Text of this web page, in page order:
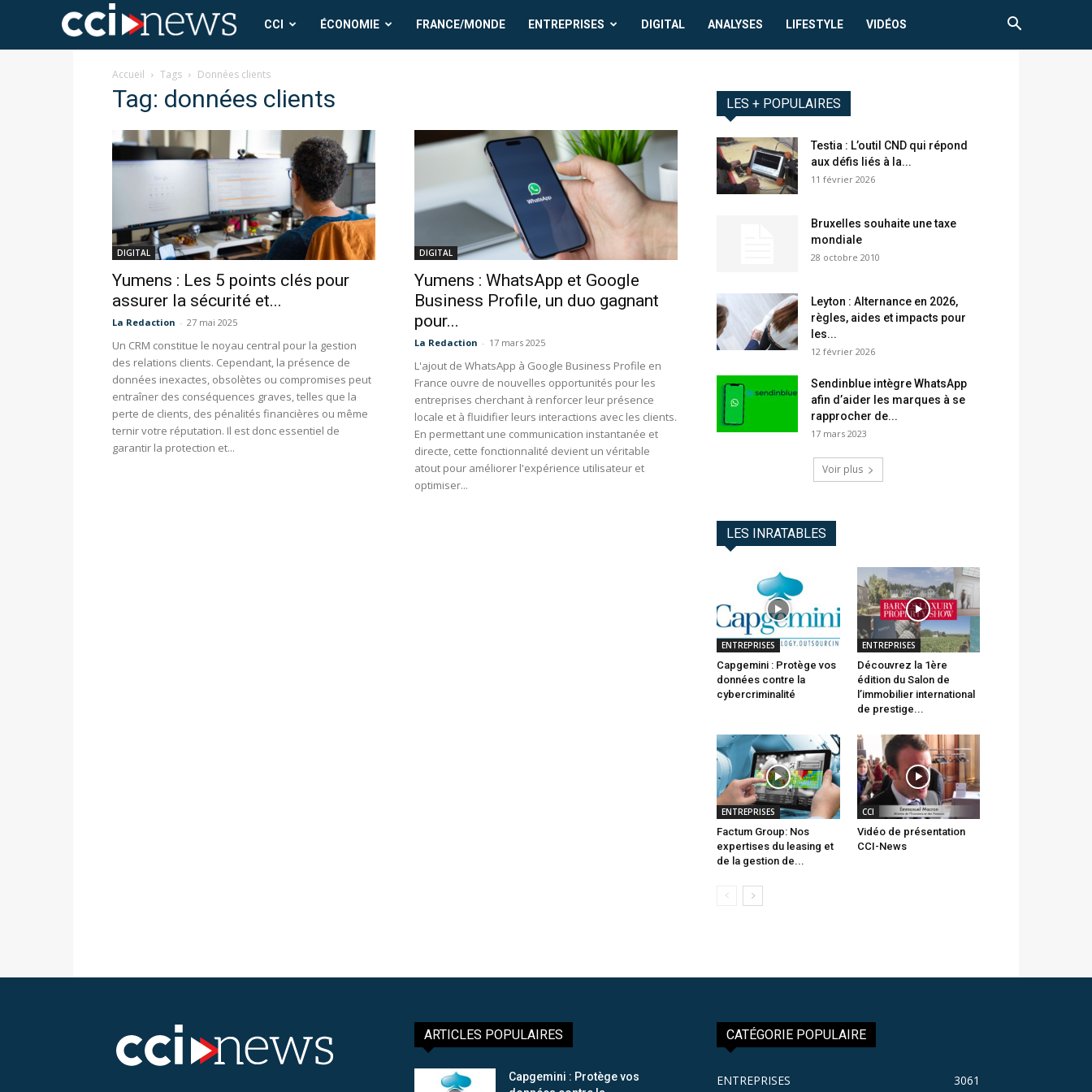
CCI
News
CCI ÉCONOMIE FRANCE/MONDE ENTREPRISES DIGITAL ANALYSES LIFESTYLE VIDÉOS
Accueil Tags Données clients
Tag: données clients
DIGITAL
Yumens : Les 5 points clés pour
assurer la sécurité et...
La Redaction - 27 mai 2025
Un CRM constitue le noyau central pour la gestion
des relations clients. Cependant, la présence de
données inexactes, obsolètes ou compromises peut
entraîner des conséquences graves, telles que la
perte de clients, des pénalités financières ou même
ternir votre réputation. Il est donc essentiel de
garantir la protection et...
DIGITAL
Yumens : WhatsApp et Google
Business Profile, un duo gagnant
pour...
La Redaction - 17 mars 2025
L'ajout de WhatsApp à Google Business Profile en
France ouvre de nouvelles opportunités pour les
entreprises cherchant à renforcer leur présence
locale et à fluidifier leurs interactions avec les clients.
En permettant une communication instantanée et
directe, cette fonctionnalité devient un véritable
atout pour améliorer l'expérience utilisateur et
optimiser...
LES + POPULAIRES
Testia : L’outil CND qui répond
aux défis liés à la...
11 février 2026
Bruxelles souhaite une taxe
mondiale
28 octobre 2010
Leyton : Alternance en 2026,
règles, aides et impacts pour
les...
12 février 2026
Sendinblue intègre WhatsApp
afin d’aider les marques à se
rapprocher de...
17 mars 2023
Voir plus
LES INRATABLES
ENTREPRISES
Capgemini : Protège vos
données contre la
cybercriminalité
ENTREPRISES
Découvrez la 1ère
édition du Salon de
l’immobilier international
de prestige...
ENTREPRISES
Factum Group: Nos
expertises du leasing et
de la gestion de...
CCI
Vidéo de présentation
CCI-News
ARTICLES POPULAIRES
Capgemini : Protège vos
CATÉGORIE POPULAIRE
ENTREPRISES 3061